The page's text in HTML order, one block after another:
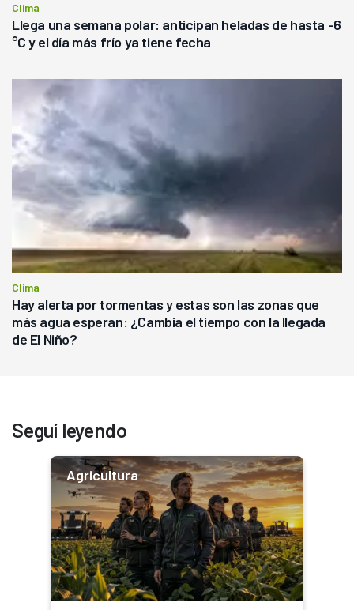
Clima
Llega una semana polar: anticipan heladas de hasta -6
°C y el día más frío ya tiene fecha
Clima
Hay alerta por tormentas y estas son las zonas que
más agua esperan: ¿Cambia el tiempo con la llegada
de El Niño?
Seguí leyendo
Agricultura